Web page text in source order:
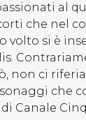
al
che nel
volto si è
non ci
che
Canale